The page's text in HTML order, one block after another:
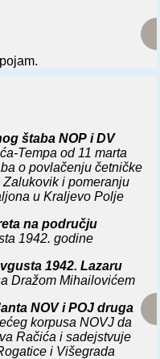
štaba NOP i DV
Tempa od 11 marta
o povlačenju četničke
i pomeranju
u Kraljevo Polje
na području
1942. godine
1942. Lazaru
Dražom Mihailovićem
NOV i POJ druga
korpusa NOVJ da
Račića i sadejstvuje
i Višegrada